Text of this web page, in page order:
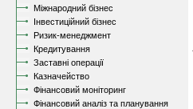
Міжнародний бізнес
Інвестиційний бізнес
Ризик-менеджмент
Кредитування
Заставні операції
Казначейство
Фінансовий моніторинг
Фінансовий аналіз та планування